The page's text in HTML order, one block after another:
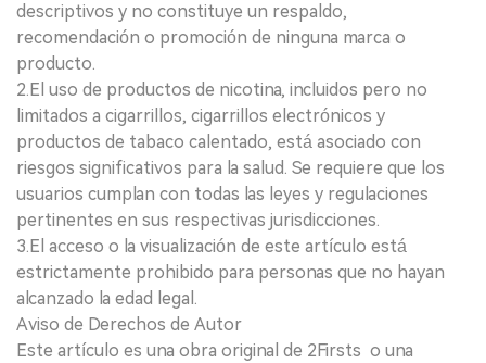
descriptivos y no constituye un respaldo,
recomendación o promoción de ninguna marca o
producto.
2.El uso de productos de nicotina, incluidos pero no
limitados a cigarrillos, cigarrillos electrónicos y
productos de tabaco calentado, está asociado con
riesgos significativos para la salud. Se requiere que los
usuarios cumplan con todas las leyes y regulaciones
pertinentes en sus respectivas jurisdicciones.
3.El acceso o la visualización de este artículo está
estrictamente prohibido para personas que no hayan
alcanzado la edad legal.
Aviso de Derechos de Autor
Este artículo es una obra original de 2Firsts o una